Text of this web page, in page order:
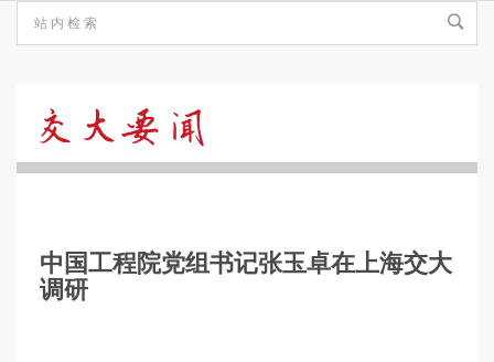
要
中国工程院党组书记张玉卓在上海交大
调研